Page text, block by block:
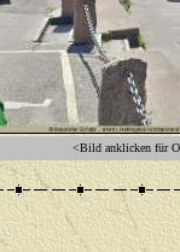
<Bild anklicken für